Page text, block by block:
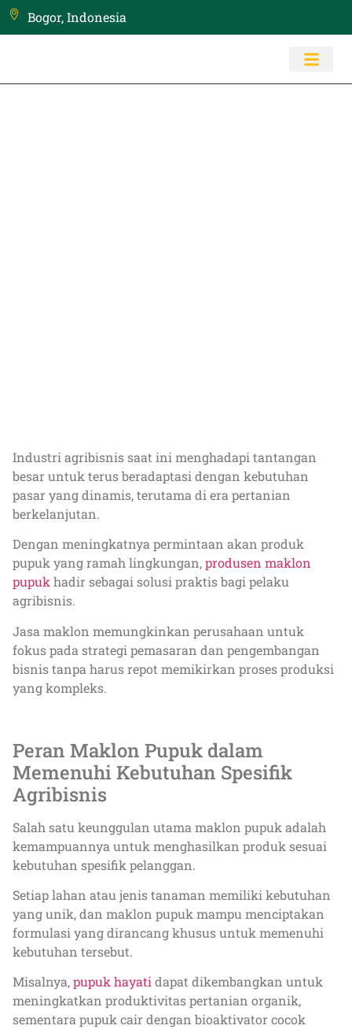
Bogor, Indonesia
Industri agribisnis saat ini menghadapi tantangan
besar untuk terus beradaptasi dengan kebutuhan
pasar yang dinamis, terutama di era pertanian
berkelanjutan.
Dengan meningkatnya permintaan akan produk
pupuk yang ramah lingkungan,produsen maklon
pupukhadir sebagai solusi praktis bagi pelaku
agribisnis.
Jasa maklon memungkinkan perusahaan untuk
fokus pada strategi pemasaran dan pengembangan
bisnis tanpa harus repot memikirkan proses produksi
yang kompleks.
Peran Maklon Pupuk dalam
Memenuhi Kebutuhan Spesifik
Agribisnis
Salah satu keunggulan utama maklon pupuk adalah
kemampuannya untuk menghasilkan produk sesuai
kebutuhan spesifik pelanggan.
Setiap lahan atau jenis tanaman memiliki kebutuhan
yang unik, dan maklon pupuk mampu menciptakan
formulasi yang dirancang khusus untuk memenuhi
kebutuhan tersebut.
Misalnya,pupuk hayatidapat dikembangkan untuk
meningkatkan produktivitas pertanian organik,
sementara pupuk cair dengan bioaktivator cocok